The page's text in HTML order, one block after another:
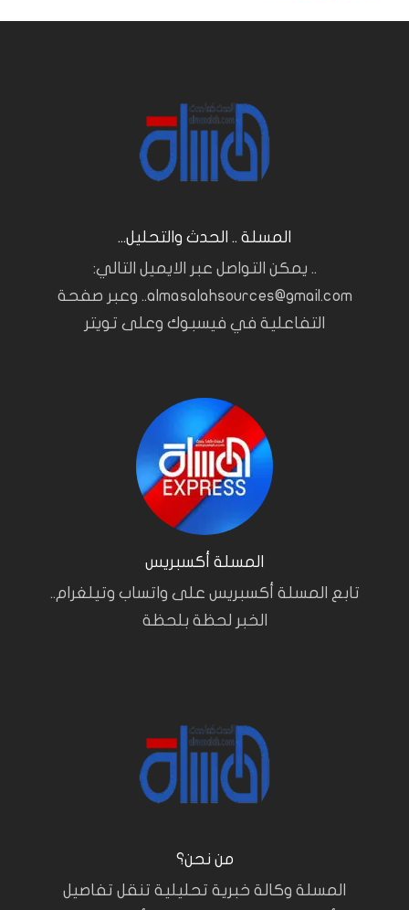
المسلة .. الحدث والتحليل...
.. يمكن التواصل عبر الايميل التالي:
almasalahsources@gmail.com.. وعبر صفحة
التفاعلية في فيسبوك وعلى تويتر
المسلة أكسبريس
تابع المسلة أكسبريس على واتساب وتيلغرام..
الخبر لحظة بلحظة
من نحن؟
المسلة وكالة خبرية تحليلية تنقل تفاصيل